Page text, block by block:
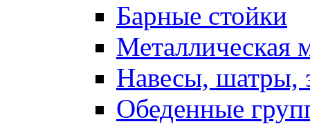
Барные стойки
Металлическая
Навесы, шатры,
Обеденные